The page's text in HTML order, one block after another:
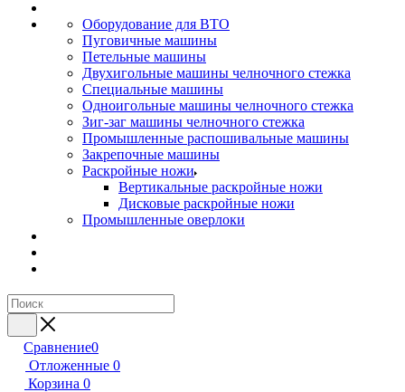
Оборудование для ВТО
Пуговичные машины
Петельные машины
Двухигольные машины челночного стежка
Специальные машины
Одноигольные машины челночного стежка
Зиг-заг машины челночного стежка
Промышленные распошивальные машины
Закрепочные машины
Раскройные ножи
Вертикальные раскройные ножи
Дисковые раскройные ножи
Промышленные оверлоки
Сравнение0
Отложенные 0
Корзина 0